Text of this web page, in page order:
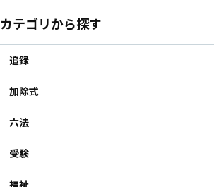
カテゴリから探す
追録
加除式
六法
受験
福祉